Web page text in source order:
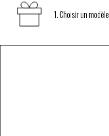
1. Choisir un modèle